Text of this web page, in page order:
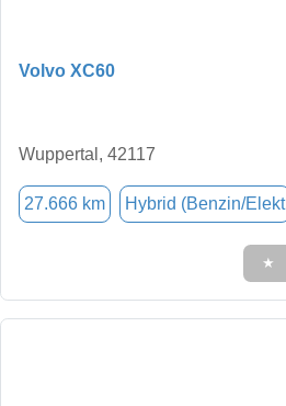
Volvo XC60
Wuppertal, 42117
27.666 km Hybrid (Benzin/Elekt
★